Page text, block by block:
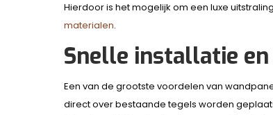
Hierdoor is het mogelijk om een luxe
materialen.
Snelle installatie
Een van de grootste voordelen van
direct over bestaande tegels worden